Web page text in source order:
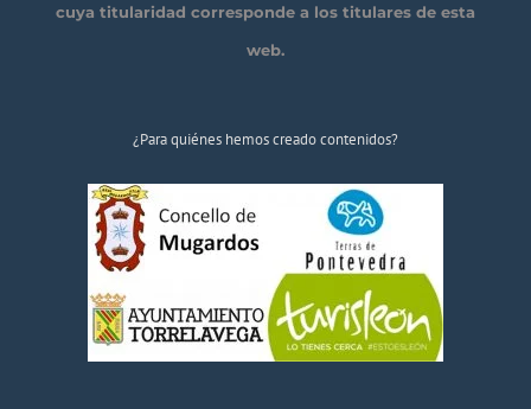
cuya titularidad corresponde a los titulares de esta
web.
¿Para quiénes hemos creado contenidos?